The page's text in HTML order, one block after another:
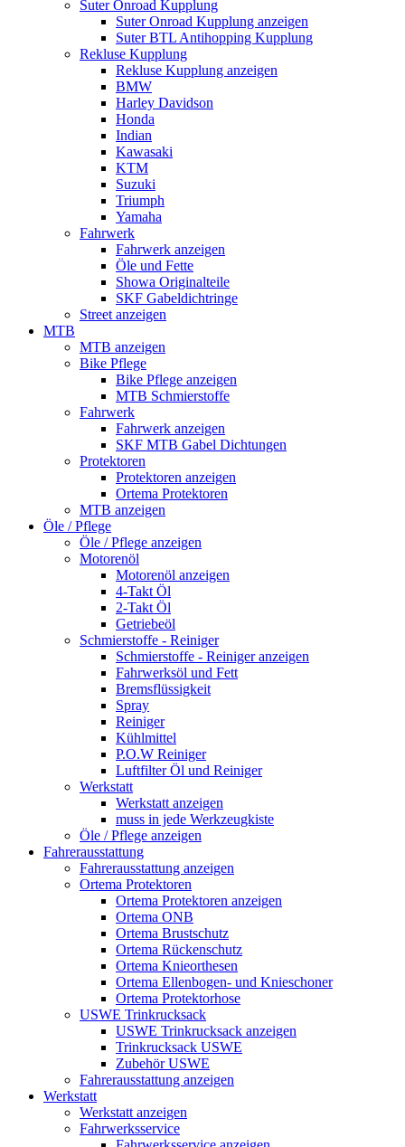
Suter Onroad Kupplung
Suter Onroad Kupplung anzeigen
Suter BTL Antihopping Kupplung
Rekluse Kupplung
Rekluse Kupplung anzeigen
BMW
Harley Davidson
Honda
Indian
Kawasaki
KTM
Suzuki
Triumph
Yamaha
Fahrwerk
Fahrwerk anzeigen
Öle und Fette
Showa Originalteile
SKF Gabeldichtringe
Street anzeigen
MTB
MTB anzeigen
Bike Pflege
Bike Pflege anzeigen
MTB Schmierstoffe
Fahrwerk
Fahrwerk anzeigen
SKF MTB Gabel Dichtungen
Protektoren
Protektoren anzeigen
Ortema Protektoren
MTB anzeigen
Öle / Pflege
Öle / Pflege anzeigen
Motorenöl
Motorenöl anzeigen
4-Takt Öl
2-Takt Öl
Getriebeöl
Schmierstoffe - Reiniger
Schmierstoffe - Reiniger anzeigen
Fahrwerksöl und Fett
Bremsflüssigkeit
Spray
Reiniger
Kühlmittel
P.O.W Reiniger
Luftfilter Öl und Reiniger
Werkstatt
Werkstatt anzeigen
muss in jede Werkzeugkiste
Öle / Pflege anzeigen
Fahrerausstattung
Fahrerausstattung anzeigen
Ortema Protektoren
Ortema Protektoren anzeigen
Ortema ONB
Ortema Brustschutz
Ortema Rückenschutz
Ortema Knieorthesen
Ortema Ellenbogen- und Knieschoner
Ortema Protektorhose
USWE Trinkrucksack
USWE Trinkrucksack anzeigen
Trinkrucksack USWE
Zubehör USWE
Fahrerausstattung anzeigen
Werkstatt
Werkstatt anzeigen
Fahrwerksservice